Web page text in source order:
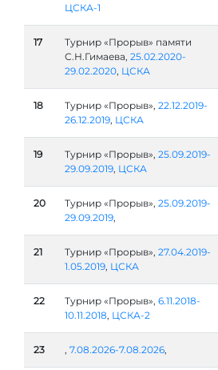
ЦСКА-1
17
Турнир «Прорыв» памяти
С.Н.Гимаева, 25.02.2020-
29.02.2020, ЦСКА
18 Турнир «Прорыв», 22.12.2019-
26.12.2019, ЦСКА
19 Турнир «Прорыв», 25.09.2019-
29.09.2019, ЦСКА
20 Турнир «Прорыв», 25.09.2019-
29.09.2019,
21 Турнир «Прорыв», 27.04.2019-
1.05.2019, ЦСКА
22 Турнир «Прорыв», 6.11.2018-
10.11.2018, ЦСКА-2
23 , 7.08.2026-7.08.2026,